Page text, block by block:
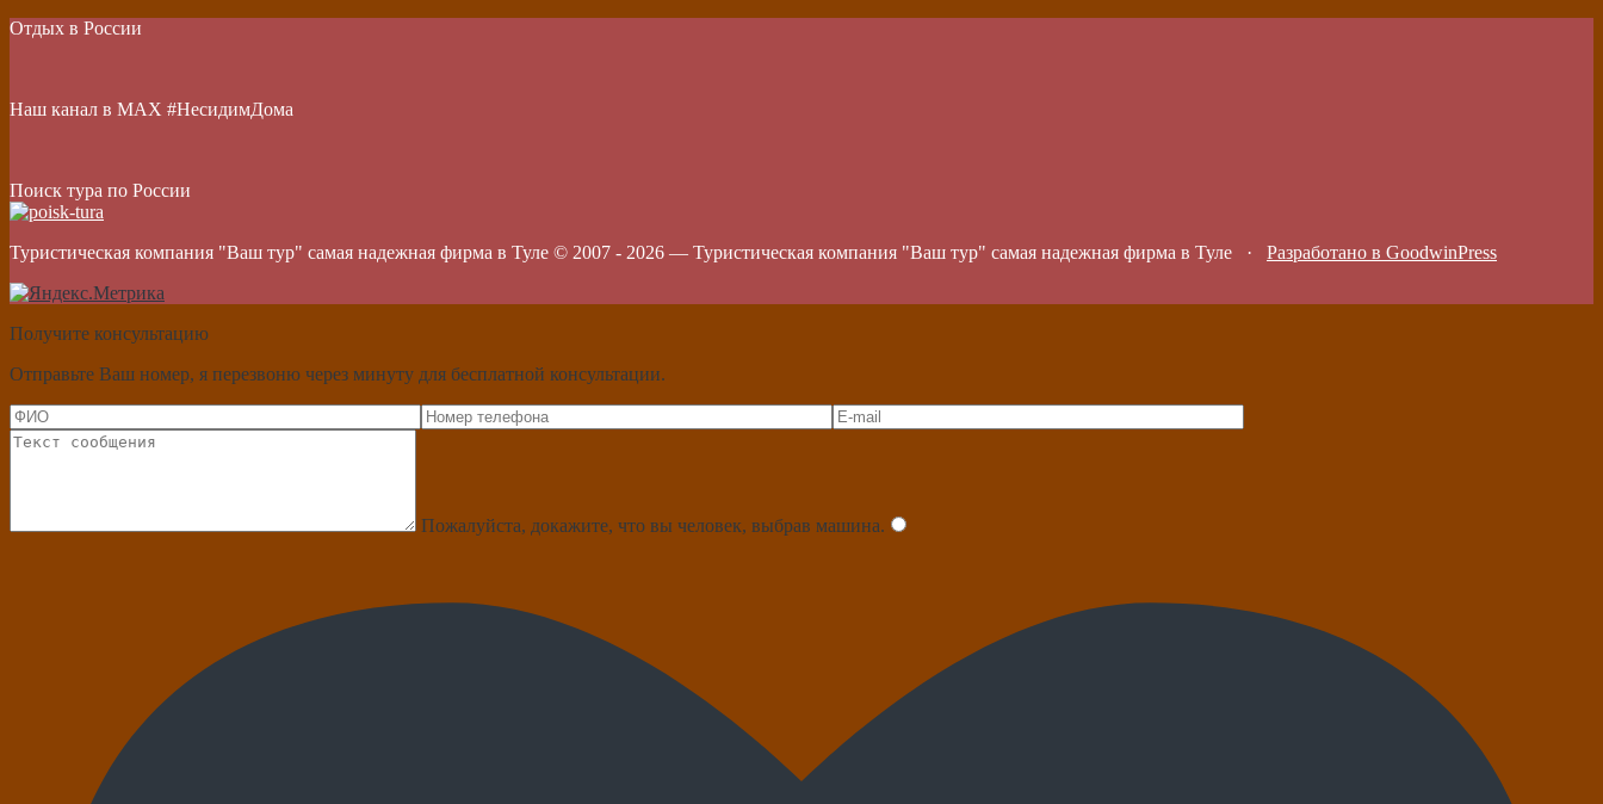
Отдых в России
Наш канал в МАХ #НесидимДома
Поиск тура по России
Туристическая компания "Ваш тур" самая надежная фирма в Туле © 2007 - 2026 — Туристическая компания "Ваш тур" самая надежная фирма в Туле · Разработано в GoodwinPress
Получите консультацию
Отправьте Ваш номер, я перезвоню через минуту для бесплатной консультации.
Пожалуйста, докажите, что вы человек, выбрав машина.